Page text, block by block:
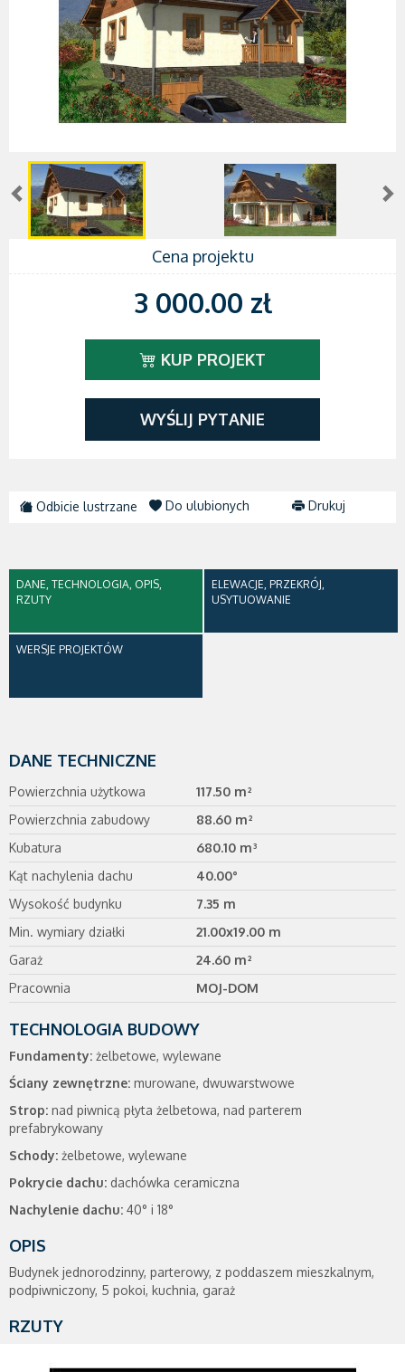
Cena projektu
3 000.00 zł
KUP PROJEKT
WYŚLIJ PYTANIE
Odbicie lustrzane Do ulubionych Drukuj
DANE, TECHNOLOGIA, OPIS,
RZUTY
ELEWACJE, PRZEKRÓJ,
USYTUOWANIE
WERSJE PROJEKTÓW
DANE TECHNICZNE
Powierzchnia użytkowa
117.50 m²
Powierzchnia zabudowy
88.60 m²
Kubatura
680.10 m³
Kąt nachylenia dachu
40.00°
Wysokość budynku
7.35 m
Min. wymiary działki
21.00x19.00 m
Garaż
24.60 m²
Pracownia
MOJ-DOM
TECHNOLOGIA BUDOWY
Fundamenty: żelbetowe, wylewane
Ściany zewnętrzne: murowane, dwuwarstwowe
Strop: nad piwnicą płyta żelbetowa, nad parterem
prefabrykowany
Schody: żelbetowe, wylewane
Pokrycie dachu: dachówka ceramiczna
Nachylenie dachu: 40° i 18°
OPIS
Budynek jednorodzinny, parterowy, z poddaszem mieszkalnym,
podpiwniczony, 5 pokoi, kuchnia, garaż
RZUTY